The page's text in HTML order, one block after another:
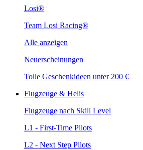
Losi®
Team Losi Racing®
Alle anzeigen
Neuerscheinungen
Tolle Geschenkideen unter 200 €
Flugzeuge & Helis
Flugzeuge nach Skill Level
L1 - First-Time Pilots
L2 - Next Step Pilots